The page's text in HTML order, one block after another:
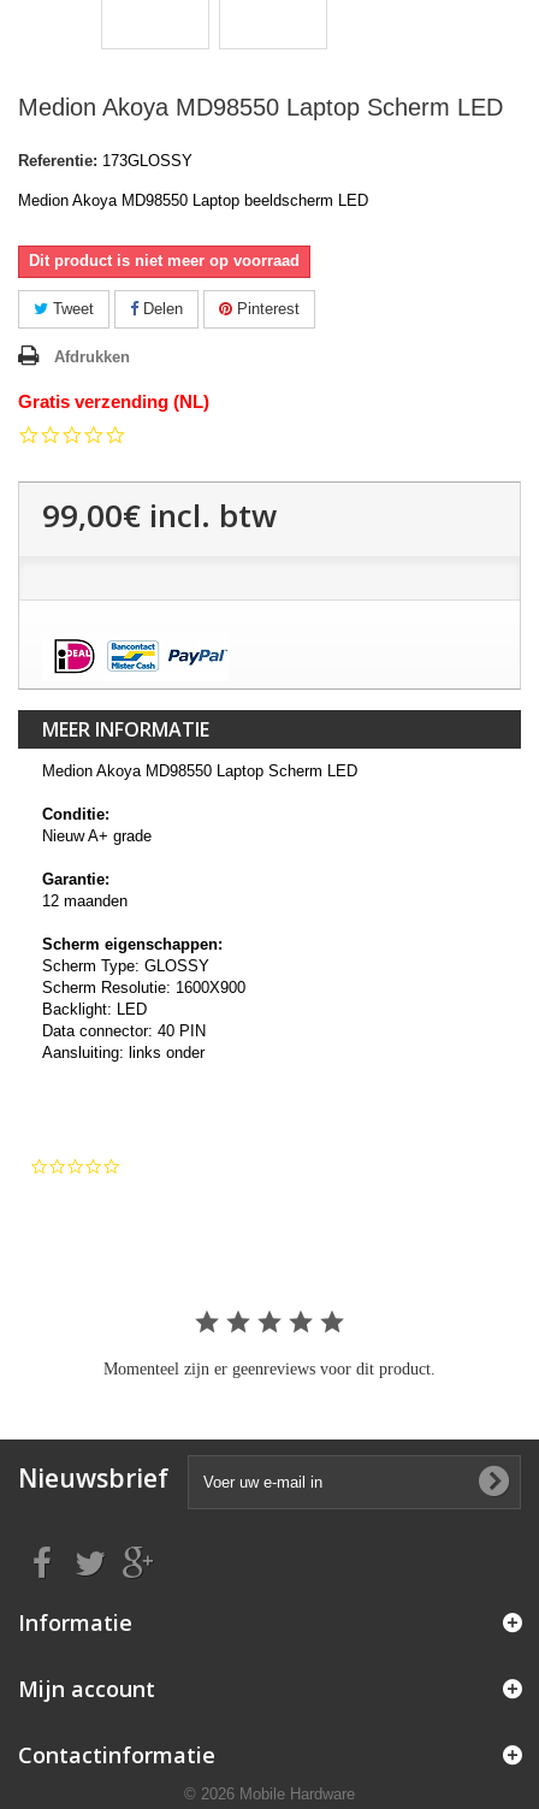
Medion Akoya MD98550 Laptop Scherm LED
Referentie: 173GLOSSY
Medion Akoya MD98550 Laptop beeldscherm LED
Dit product is niet meer op voorraad
Tweet Delen Pinterest
Afdrukken
Gratis verzending (NL)
99,00€ incl. btw
MEER INFORMATIE
Medion Akoya MD98550 Laptop Scherm LED
Conditie:
Nieuw A+ grade
Garantie:
12 maanden
Scherm eigenschappen:
Scherm Type: GLOSSY
Scherm Resolutie: 1600X900
Backlight: LED
Data connector: 40 PIN
Aansluiting: links onder
Momenteel zijn er geenreviews voor dit product.
Nieuwsbrief
Informatie
Mijn account
Contactinformatie
© 2026 Mobile Hardware